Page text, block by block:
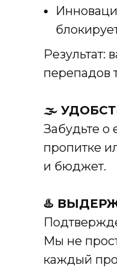
Результат:
перепадов
🌫️
Забудьте о
пропитке
и бюджет.
♨️
Мы не
каждый